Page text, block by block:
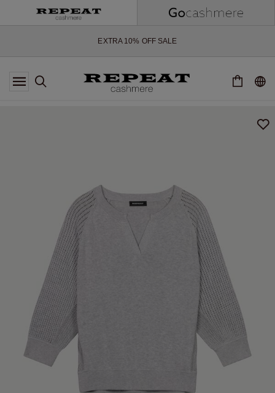
WEICHE NEUE STYLES & FRISCHE FARBEN FÜR DIE KOMMENDE
EXTRA 10% OFF SALE
*DIESES ANGEBOT GILT BIS ZUM 12 AUGUST 2026
*GILT NICHT FÜR LIMITED EDITION
*AUSNAHMEN SIND MÖGLICH